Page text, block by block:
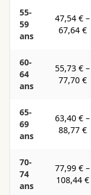
55-
59
ans
47,54 € –
67,64 €
60-
64
ans
55,73 € –
77,70 €
65-
69
ans
63,40 € –
88,77 €
70-
74
ans
77,99 € –
108,44 €